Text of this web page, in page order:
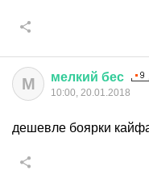
М мелкий бес
10:00, 20.01.2018
дешевле боярки